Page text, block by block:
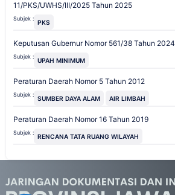
11/PKS/UWHS/III/2025 Tahun 2025
Subjek : PKS
Keputusan Gubernur Nomor 561/38 Tahun 2024
Subjek : UPAH MINIMUM
Peraturan Daerah Nomor 5 Tahun 2012
Subjek : SUMBER DAYA ALAM AIR LIMBAH
Peraturan Daerah Nomor 16 Tahun 2019
Subjek : RENCANA TATA RUANG WILAYAH